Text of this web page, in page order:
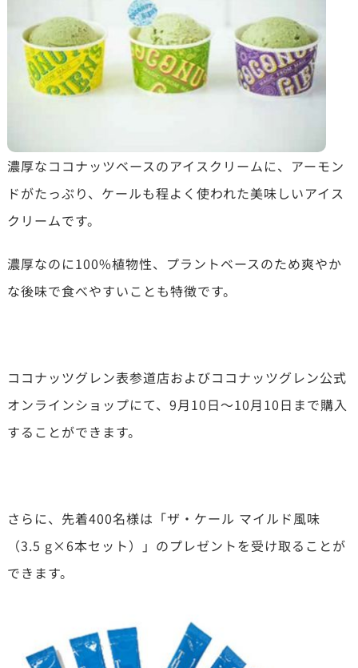
濃厚なココナッツベースのアイスクリームに、アーモン
ドがたっぷり、ケールも程よく使われた美味しいアイス
クリームです。
濃厚なのに100%植物性、プラントベースのため爽やか
な後味で食べやすいことも特徴です。
ココナッツグレン表参道店およびココナッツグレン公式
オンラインショップにて、9月10日～10月10日まで購入
することができます。
さらに、先着400名様は「ザ・ケール マイルド風味
（3.5 g×6本セット）」のプレゼントを受け取ることが
できます。